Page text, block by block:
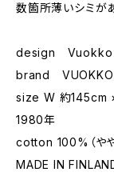
数箇所薄いシミが
design Vuokko
brand VUOKKO
size W 約145cm
1980年
cotton 100%（やや
MADE IN